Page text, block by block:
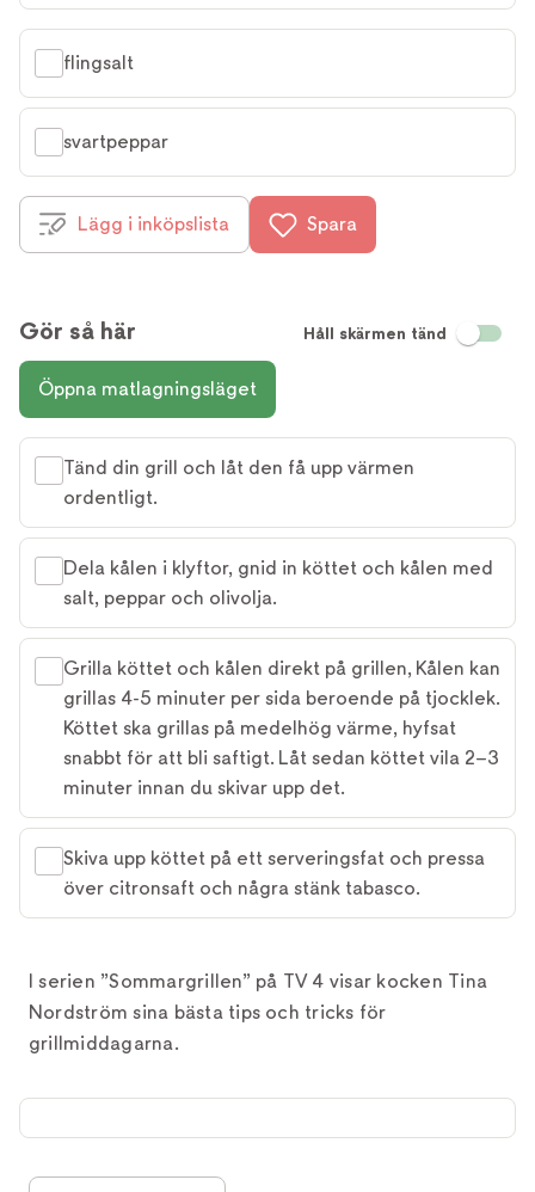
flingsalt
svartpeppar
Lägg i inköpslista Spara
Gör så här Håll skärmen tänd
Öppna matlagningsläget
Tänd din grill och låt den få upp värmen
ordentligt.
Dela kålen i klyftor, gnid in köttet och kålen med
salt, peppar och olivolja.
Grilla köttet och kålen direkt på grillen, Kålen kan
grillas 4-5 minuter per sida beroende på tjocklek.
Köttet ska grillas på medelhög värme, hyfsat
snabbt för att bli saftigt. Låt sedan köttet vila 2–3
minuter innan du skivar upp det.
Skiva upp köttet på ett serveringsfat och pressa
över citronsaft och några stänk tabasco.
I serien ”Sommargrillen” på TV 4 visar kocken Tina
Nordström sina bästa tips och tricks för
grillmiddagarna.